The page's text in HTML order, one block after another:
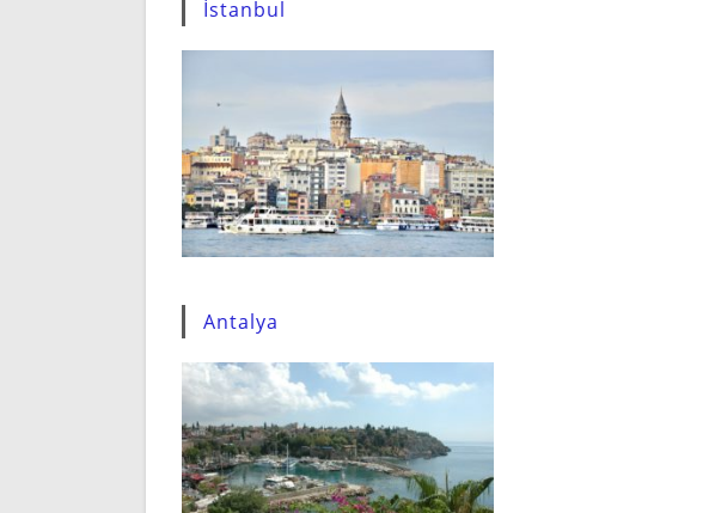
İstanbul
Antalya